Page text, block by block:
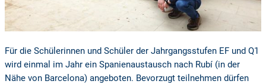
Für die Schülerinnen und Schüler der Jahrgangsstufen EF und Q1
wird einmal im Jahr ein Spanienaustausch nach Rubí (in der
Nähe von Barcelona) angeboten. Bevorzugt teilnehmen dürfen